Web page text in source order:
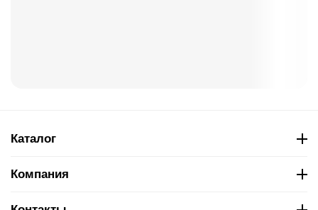
Каталог
Компания